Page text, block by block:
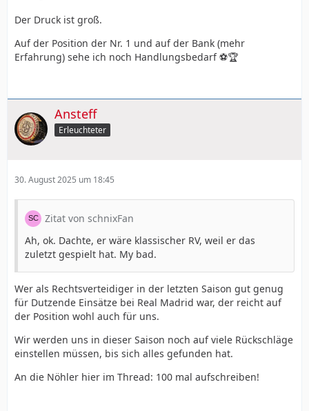
Der Druck ist groß.
Auf der Position der Nr. 1 und auf der Bank (mehr
Erfahrung) sehe ich noch Handlungsbedarf ⚽🏆
Ansteff
Erleuchteter
30. August 2025 um 18:45
Zitat von schnixFan
Ah, ok. Dachte, er wäre klassischer RV, weil er das
zuletzt gespielt hat. My bad.
Wer als Rechtsverteidiger in der letzten Saison gut genug
für Dutzende Einsätze bei Real Madrid war, der reicht auf
der Position wohl auch für uns.
Wir werden uns in dieser Saison noch auf viele Rückschläge
einstellen müssen, bis sich alles gefunden hat.
An die Nöhler hier im Thread: 100 mal aufschreiben!